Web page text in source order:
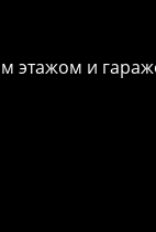
этажом и